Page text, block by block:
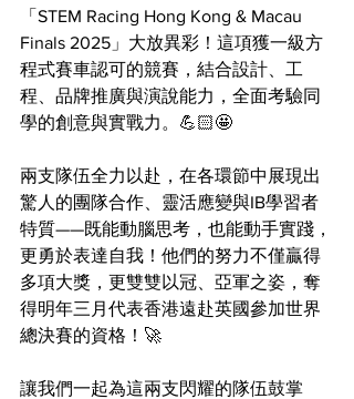
「STEM Racing Hong Kong & Macau
Finals 2025」大放異彩！這項獲一級方
程式賽車認可的競賽，結合設計、工
程、品牌推廣與演說能力，全面考驗同
學的創意與實戰力。💪🏻🤩
兩支隊伍全力以赴，在各環節中展現出
驚人的團隊合作、靈活應變與IB學習者
特質——既能動腦思考，也能動手實踐，
更勇於表達自我！他們的努力不僅贏得
多項大獎，更雙雙以冠、亞軍之姿，奪
得明年三月代表香港遠赴英國參加世界
總決賽的資格！🚀
讓我們一起為這兩支閃耀的隊伍鼓掌